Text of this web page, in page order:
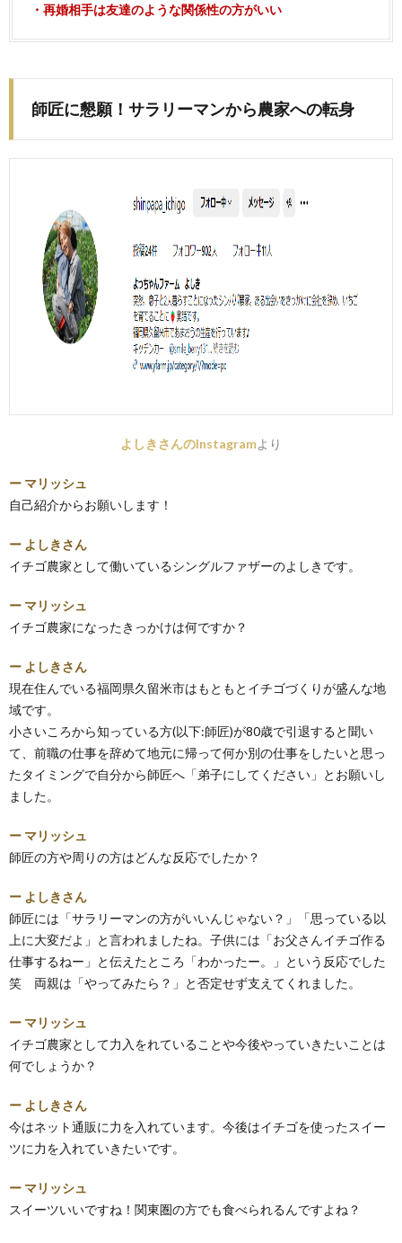
・再婚相手は友達のような関係性の方がいい
師匠に懇願！サラリーマンから農家への転身
よしきさんのInstagramより
ー マリッシュ
自己紹介からお願いします！
ー よしきさん
イチゴ農家として働いているシングルファザーのよしきです。
ー マリッシュ
イチゴ農家になったきっかけは何ですか？
ー よしきさん
現在住んでいる福岡県久留米市はもともとイチゴづくりが盛んな地
域です。
小さいころから知っている方(以下:師匠)が80歳で引退すると聞い
て、前職の仕事を辞めて地元に帰って何か別の仕事をしたいと思っ
たタイミングで自分から師匠へ「弟子にしてください」とお願いし
ました。
ー マリッシュ
師匠の方や周りの方はどんな反応でしたか？
ー よしきさん
師匠には「サラリーマンの方がいいんじゃない？」「思っている以
上に大変だよ」と言われましたね。子供には「お父さんイチゴ作る
仕事するねー」と伝えたところ「わかったー。」という反応でした
笑 両親は「やってみたら？」と否定せず支えてくれました。
ー マリッシュ
イチゴ農家として力入をれていることや今後やっていきたいことは
何でしょうか？
ー よしきさん
今はネット通販に力を入れています。今後はイチゴを使ったスイー
ツに力を入れていきたいです。
ー マリッシュ
スイーツいいですね！関東圏の方でも食べられるんですよね？